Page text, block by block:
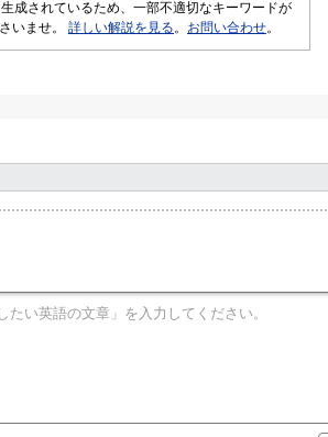
成されているため、一部不適切なキーワードが
いませ。 詳しい解説を見る 。 お問い合わせ。